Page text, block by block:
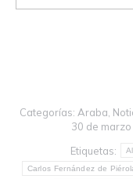
Categorías: Araba
30 de
Etiquetas:
Carlos Fernández de